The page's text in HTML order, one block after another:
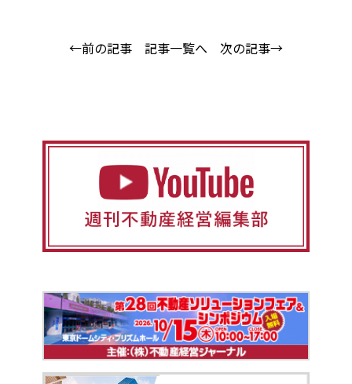
←前の記事 記事一覧へ 次の記事→